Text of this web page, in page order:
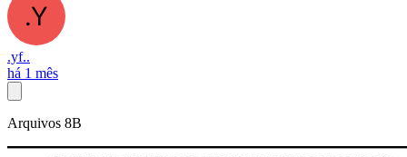
.yf..
há 1 mês
Arquivos 8B